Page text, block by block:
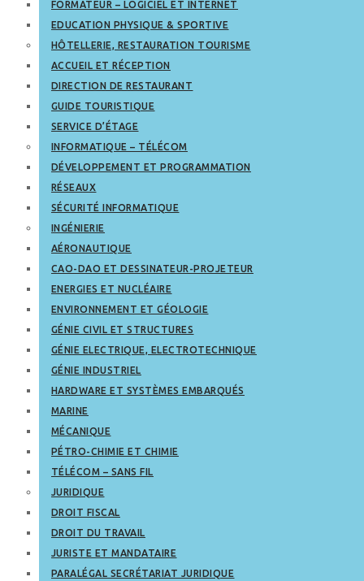
FORMATEUR – LOGICIEL ET INTERNET
EDUCATION PHYSIQUE & SPORTIVE
HÔTELLERIE, RESTAURATION TOURISME
ACCUEIL ET RÉCEPTION
DIRECTION DE RESTAURANT
GUIDE TOURISTIQUE
SERVICE D’ÉTAGE
INFORMATIQUE – TÉLÉCOM
DÉVELOPPEMENT ET PROGRAMMATION
RÉSEAUX
SÉCURITÉ INFORMATIQUE
INGÉNIERIE
AÉRONAUTIQUE
CAO-DAO ET DESSINATEUR-PROJETEUR
ENERGIES ET NUCLÉAIRE
ENVIRONNEMENT ET GÉOLOGIE
GÉNIE CIVIL ET STRUCTURES
GÉNIE ELECTRIQUE, ELECTROTECHNIQUE
GÉNIE INDUSTRIEL
HARDWARE ET SYSTÈMES EMBARQUÉS
MARINE
MÉCANIQUE
PÉTRO-CHIMIE ET CHIMIE
TÉLÉCOM – SANS FIL
JURIDIQUE
DROIT FISCAL
DROIT DU TRAVAIL
JURISTE ET MANDATAIRE
PARALÉGAL SECRÉTARIAT JURIDIQUE